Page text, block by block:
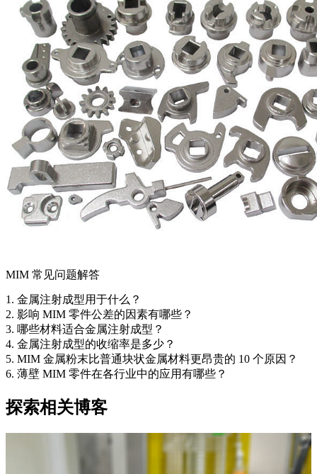
MIM 常见问题解答
1. 金属注射成型用于什么？
2. 影响 MIM 零件公差的因素有哪些？
3. 哪些材料适合金属注射成型？
4. 金属注射成型的收缩率是多少？
5. MIM 金属粉末比普通块状金属材料更昂贵的 10 个原因？
6. 薄壁 MIM 零件在各行业中的应用有哪些？
探索相关博客